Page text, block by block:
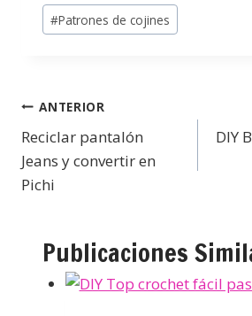
#Patrones de cojines
ANTERIOR
Reciclar pantalón
Jeans y convertir en
Pichi
DIY
Publicaciones